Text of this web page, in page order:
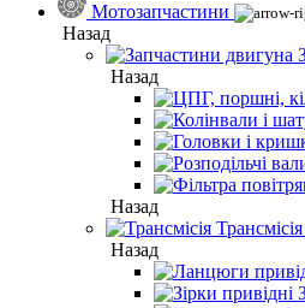
Мотозапчастини
Назад
Назад
Назад
Трансмісія
Назад